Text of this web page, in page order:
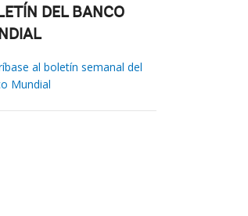
DEL BANCO
al boletín semanal del
Mundial